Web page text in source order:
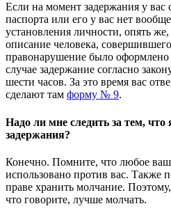
Если на момент задержания у вас
паспорта или его у вас нет
установления личности, опять
описание человека,
правонарушение было
случае задержание согласно
шести часов. За это время вас
сделают там форму № 9.
Надо ли мне следить за тем,
задержания?
Конечно. Помните, что любое
использовано против вас. Также
праве хранить молчание.
что говорите, лучше молчать.